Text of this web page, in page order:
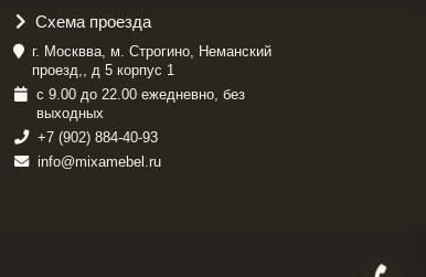
Схема проезда
г. Москвва, м. Строгино, Неманский
проезд,, д 5 корпус 1
с 9.00 до 22.00 ежедневно, без
выходных
+7 (902) 884-40-93
info@mixamebel.ru